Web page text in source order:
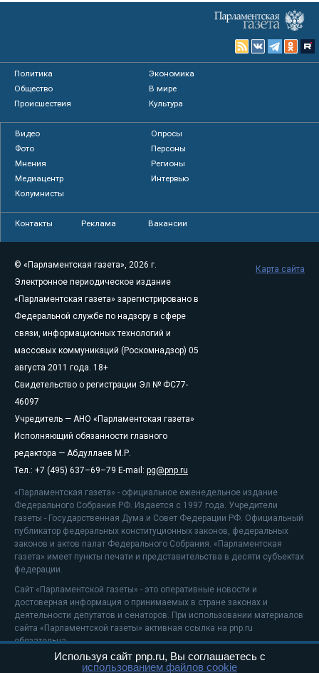
Политика
Экономика
Общество
В мире
Происшествия
Культура
Видео
Опросы
Фото
Персоны
Мнения
Регионы
Медиацентр
Интервью
Колумнисты
Контакты Реклама Вакансии
© «Парламентская газета», 2026 г.
Электронное периодическое издание
«Парламентская газета» зарегистрировано в
Федеральной службе по надзору в сфере
связи, информационных технологий и
массовых коммуникаций (Роскомнадзор) 05
августа 2011 года. 18+
Свидетельство о регистрации Эл № ФС77-
46097
Учредитель — АНО «Парламентская газета»
Исполняющий обязанности главного
редактора — Абдуллаев М.Р.
Тел.: +7 (495) 637–69–79 E-mail: pg@pnp.ru
«Парламентская газета» - официальное еженедельное издание
Федерального Собрания РФ. Издается с 1997 года. Учредители
газеты - Государственная Дума и Совет Федерации РФ. Официальный
публикатор федеральных конституционных законов, федеральных
законов и актов палат Федерального Собрания. «Парламентская
газета» имеет пункты печати и представительства в десяти субъектах
федерации.
Сайт «Парламентской газеты» - это оперативные новости и
достоверная информация о принимаемых в стране законах и
деятельности депутатов и сенаторов. При использовании материалов
сайта «Парламентской газеты» активная ссылка на pnp.ru
обязательна.
На информационном ресурсе применяютсярекомендательные
Карта сайта
Используя сайт pnp.ru, Вы соглашаетесь с
использованием файлов cookie